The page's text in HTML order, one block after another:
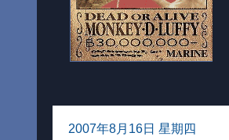
2007年8月16日 星期四